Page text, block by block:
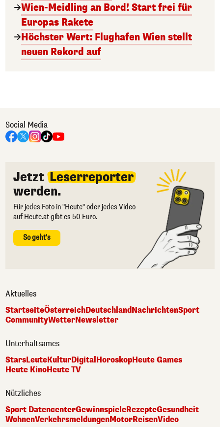
Wien-Meidling an Bord! Start frei für
Europas Rakete
Höchster Wert: Flughafen Wien stellt
neuen Rekord auf
Social Media
Jetzt Leserreporter
werden.
Für jedes Foto in "Heute" oder jedes Video
auf Heute.at gibt es 50 Euro.
So geht's
Aktuelles
StartseiteÖsterreichDeutschlandNachrichtenSport
CommunityWetterNewsletter
Unterhaltsames
StarsLeuteKulturDigital HoroskopHeute Games
Heute KinoHeute TV
Nützliches
Sport DatencenterGewinnspieleRezepteGesundheit
WohnenVerkehrsmeldungenMotorReisenVideo